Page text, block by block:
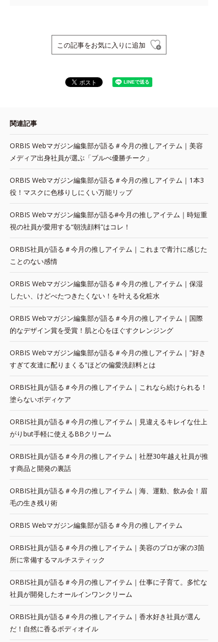
この記事をお気に入りに追加
関連記事
ORBIS Webマガジン編集部が語る＃今月の推しアイテム｜美容
メディア出身社員が選ぶ「ブルべ優勝チーク」
ORBIS Webマガジン編集部が語る＃今月の推しアイテム｜1本3
役！マスクに色移りしにくい万能リップ
ORBIS Webマガジン編集部が語る#今月の推しアイテム｜時短重
視の社員が愛用する“朝洗顔料”はコレ！
ORBIS社員が語る＃今月の推しアイテム｜これまで青汁に感じた
ことのない感情
ORBIS Webマガジン編集部が語る＃今月の推しアイテム｜保湿
したい、けどべたつきたくない！を叶える化粧水
ORBIS Webマガジン編集部が語る＃今月の推しアイテム｜国際
的なデザイン賞を受賞！肌と心をほぐすクレンジング
ORBIS Webマガジン編集部が語る＃今月の推しアイテム｜"好き
すぎて友達に配りまくる"ほどの偏愛洗顔料とは
ORBIS社員が語る＃今月の推しアイテム｜これなら続けられる！
塗らないボディケア
ORBIS社員が語る＃今月の推しアイテム｜見違えるキレイな仕上
がりbut手軽に使えるBBクリーム
ORBIS社員が語る＃今月の推しアイテム｜社歴30年越え社員が推
す商品と開発の裏話
ORBIS社員が語る＃今月の推しアイテム｜海、運動、飲み会！眉
毛の生き残り術
ORBIS Webマガジン編集部が語る＃今月の推しアイテム
ORBIS社員が語る＃今月の推しアイテム｜美容のプロが家の3箇
所に常備するマルチスティック
ORBIS社員が語る＃今月の推しアイテム｜仕事に子育て。多忙な
社員が開発したオールインワンクリーム
ORBIS社員が語る＃今月の推しアイテム｜香水好き社員が選ん
だ！自然に香るボディオイル